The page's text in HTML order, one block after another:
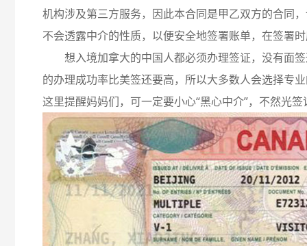
机构涉及第三方服务，因此本合同是甲乙双方的合同
不会透露中介的性质，以便安全地签署账单，在签署
想入境加拿大的中国人都必须办理签证，没有面
的办理成功率比美签还要高，所以大多数人会选择专
这里提醒妈妈们，可一定要小心“黑心中介”，不然光